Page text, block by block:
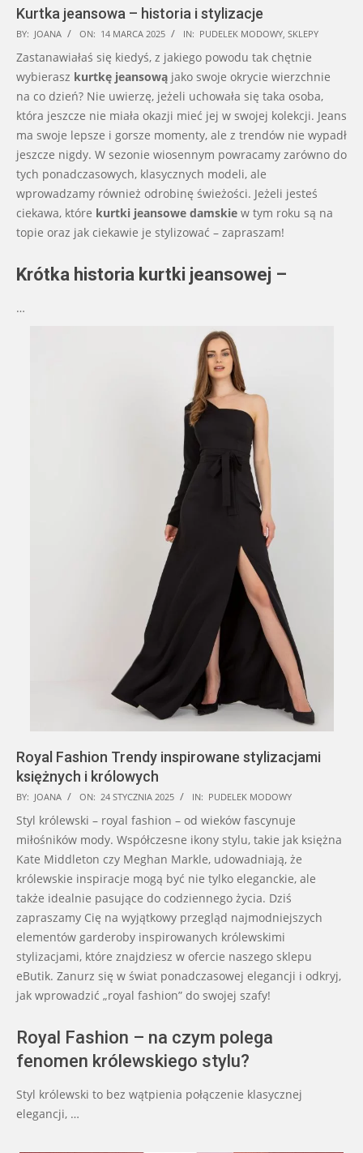
Kurtka jeansowa – historia i stylizacje
2025-
03-
14
BY: JOANA ON: 14 MARCA 2025 IN: PUDELEK MODOWY, SKLEPY
Zastanawiałaś się kiedyś, z jakiego powodu tak chętnie
wybierasz kurtkę jeansową jako swoje okrycie wierzchnie
na co dzień? Nie uwierzę, jeżeli uchowała się taka osoba,
która jeszcze nie miała okazji mieć jej w swojej kolekcji. Jeans
ma swoje lepsze i gorsze momenty, ale z trendów nie wypadł
jeszcze nigdy. W sezonie wiosennym powracamy zarówno do
tych ponadczasowych, klasycznych modeli, ale
wprowadzamy również odrobinę świeżości. Jeżeli jesteś
ciekawa, które kurtki jeansowe damskie w tym roku są na
topie oraz jak ciekawie je stylizować – zapraszam!
Krótka historia kurtki jeansowej –
…
Royal Fashion Trendy inspirowane stylizacjami
księżnych i królowych
2025-
01-
24
BY: JOANA ON: 24 STYCZNIA 2025 IN: PUDELEK MODOWY
Styl królewski – royal fashion – od wieków fascynuje
miłośników mody. Współczesne ikony stylu, takie jak księżna
Kate Middleton czy Meghan Markle, udowadniają, że
królewskie inspiracje mogą być nie tylko eleganckie, ale
także idealnie pasujące do codziennego życia. Dziś
zapraszamy Cię na wyjątkowy przegląd najmodniejszych
elementów garderoby inspirowanych królewskimi
stylizacjami, które znajdziesz w ofercie naszego sklepu
eButik. Zanurz się w świat ponadczasowej elegancji i odkryj,
jak wprowadzić „royal fashion” do swojej szafy!
Royal Fashion – na czym polega
fenomen królewskiego stylu?
Styl królewski to bez wątpienia połączenie klasycznej
elegancji, …